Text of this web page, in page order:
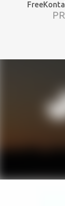
スキッ